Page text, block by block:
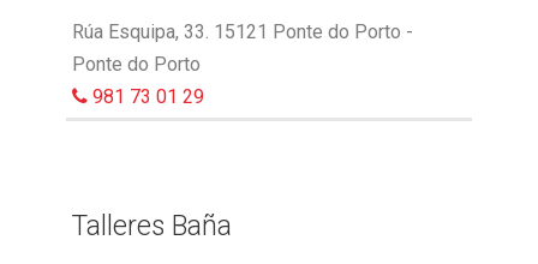
Rúa Esquipa, 33. 15121 Ponte do Porto -
Ponte do Porto
981 73 01 29
Talleres Baña